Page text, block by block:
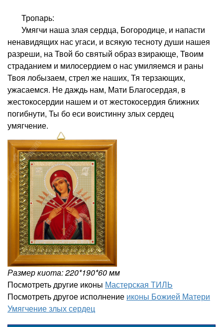
Тропарь:
Умягчи наша злая сердца, Богородице, и напасти
ненавидящих нас угаси, и всякую тесноту души нашея
разреши, на Твой бо святый образ взирающе, Твоим
страданием и милосердием о нас умиляемся и раны
Твоя лобызаем, стрел же наших, Тя терзающих,
ужасаемся. Не даждь нам, Мати Благосердая, в
жестокосердии нашем и от жестокосердия ближних
погибнути, Ты бо еси воистинну злых сердец
умягчение.
Размер киота: 220*190*60 мм
Посмотреть другие иконы Мастерская ТИЛЬ
Посмотреть другое исполнение иконы Божией Матери
Умягчение злых сердец